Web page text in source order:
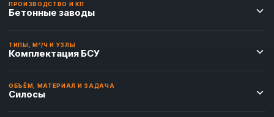
ПРОИЗВОДСТВО И КП
Бетонные заводы
ТИПЫ, М³/Ч И УЗЛЫ
Комплектация БСУ
ОБЪЁМ, МАТЕРИАЛ И ЗАДАЧА
Силосы